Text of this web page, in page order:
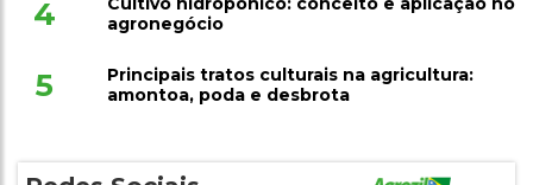
Cultivo hidropônico: conceito e aplicação no
Principais tratos culturais na agricultura: